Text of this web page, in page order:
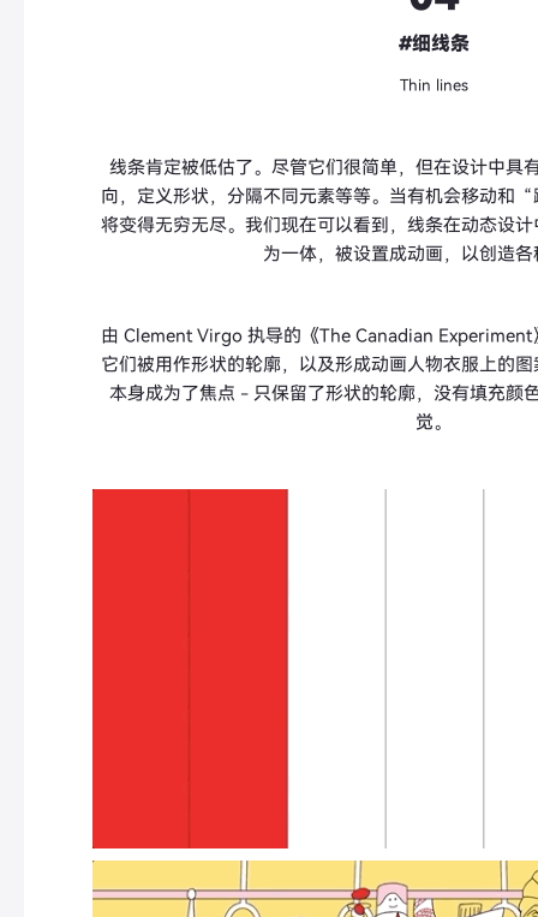
#细线条
Thin lines
线条肯定被低估了。尽管它们很简单，但在设计中具
向，定义形状，分隔不同元素等等。当有机会移动和
将变得无穷无尽。我们现在可以看到，线条在动态设
为一体，被设置成动画，以创造各
由 Clement Virgo 执导的 《The Canadian
它们被用作形状的轮廓，以及形成动画人物衣服上的
本身成为了焦点 - 只保留了形状的轮廓，没有填充颜
觉。